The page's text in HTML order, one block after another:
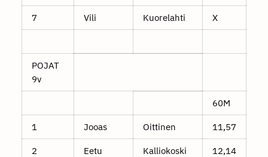
7 Vili Kuorelahti X
POJAT
9v
60M
1 Jooas Oittinen 11,57
2 Eetu Kalliokoski 12,14